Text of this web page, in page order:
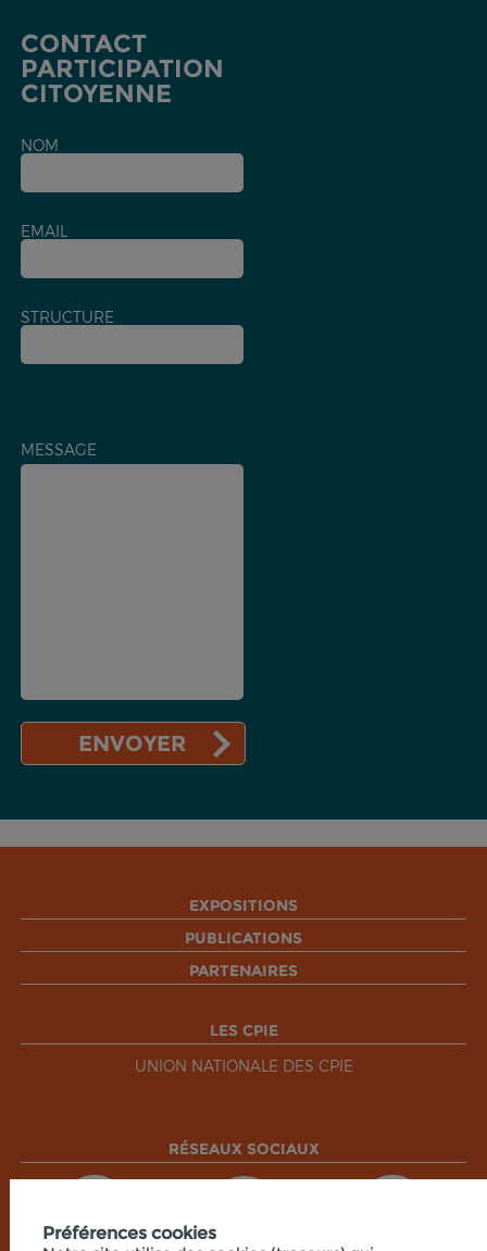
CONTACT
PARTICIPATION
CITOYENNE
NOM
EMAIL
STRUCTURE
MESSAGE
EXPOSITIONS
PUBLICATIONS
PARTENAIRES
LES CPIE
UNION NATIONALE DES CPIE
RÉSEAUX SOCIAUX
Préférences cookies